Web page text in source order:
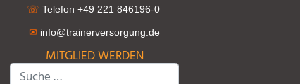
☏ Telefon +49 221 846196-0
✉ info@trainerversorgung.de
MITGLIED WERDEN
Suchen